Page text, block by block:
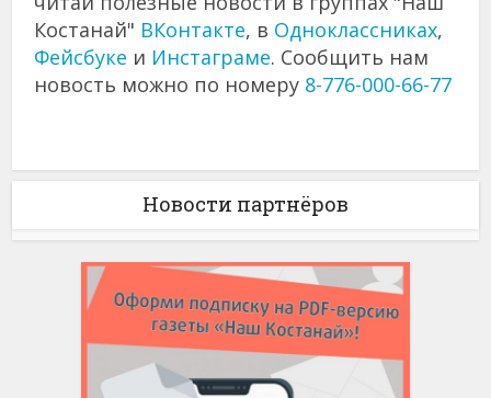
Костанай" ВКонтакте, в Одноклассниках,
Фейсбуке и Инстаграме. Сообщить нам
новость можно по номеру 8-776-000-66-77
Новости партнёров